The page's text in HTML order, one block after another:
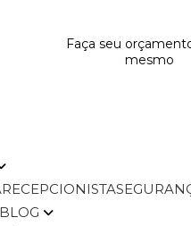
Faça seu
mesmo
RECEPCIONISTA
BLOG